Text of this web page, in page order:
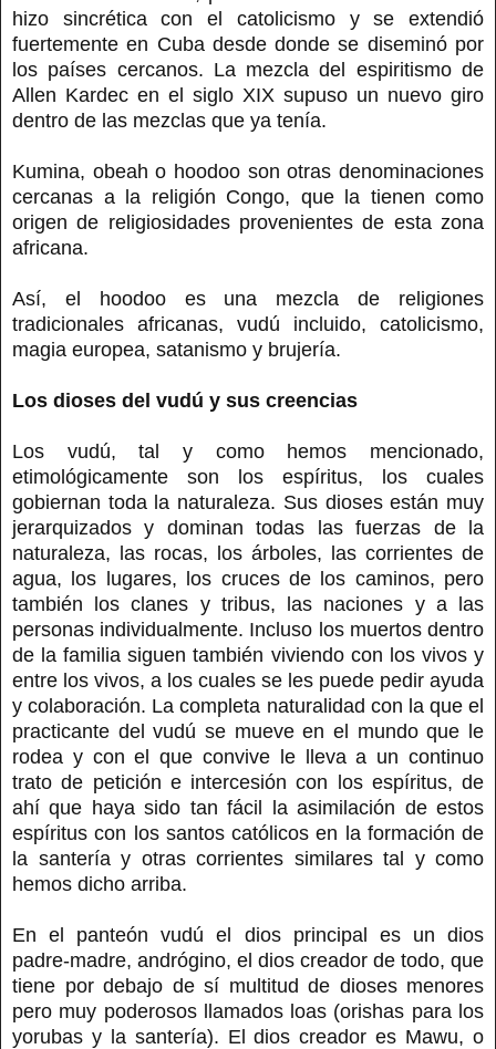
hizo sincrética con el catolicismo y se extendió
fuertemente en Cuba desde donde se diseminó por
los países cercanos. La mezcla del espiritismo de
Allen Kardec en el siglo XIX supuso un nuevo giro
dentro de las mezclas que ya tenía.
Kumina, obeah o hoodoo son otras denominaciones
cercanas a la religión Congo, que la tienen como
origen de religiosidades provenientes de esta zona
africana.
Así, el hoodoo es una mezcla de religiones
tradicionales africanas, vudú incluido, catolicismo,
magia europea, satanismo y brujería.
Los dioses del vudú y sus creencias
Los vudú, tal y como hemos mencionado,
etimológicamente son los espíritus, los cuales
gobiernan toda la naturaleza. Sus dioses están muy
jerarquizados y dominan todas las fuerzas de la
naturaleza, las rocas, los árboles, las corrientes de
agua, los lugares, los cruces de los caminos, pero
también los clanes y tribus, las naciones y a las
personas individualmente. Incluso los muertos dentro
de la familia siguen también viviendo con los vivos y
entre los vivos, a los cuales se les puede pedir ayuda
y colaboración. La completa naturalidad con la que el
practicante del vudú se mueve en el mundo que le
rodea y con el que convive le lleva a un continuo
trato de petición e intercesión con los espíritus, de
ahí que haya sido tan fácil la asimilación de estos
espíritus con los santos católicos en la formación de
la santería y otras corrientes similares tal y como
hemos dicho arriba.
En el panteón vudú el dios principal es un dios
padre-madre, andrógino, el dios creador de todo, que
tiene por debajo de sí multitud de dioses menores
pero muy poderosos llamados loas (orishas para los
yorubas y la santería). El dios creador es Mawu, o